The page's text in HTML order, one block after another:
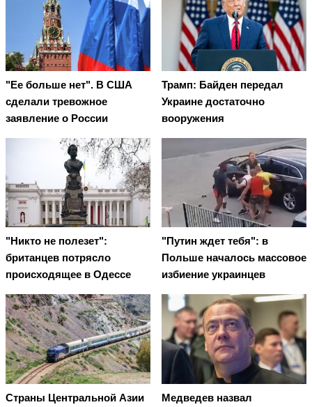
"Ее больше нет". В США
сделали тревожное
заявление о России
Трамп: Байден передал
Украине достаточно
вооружения
"Никто не полезет":
британцев потрясло
происходящее в Одессе
"Путин ждет тебя": в
Польше началось массовое
избиение украинцев
Страны Центральной Азии
Медведев назвал